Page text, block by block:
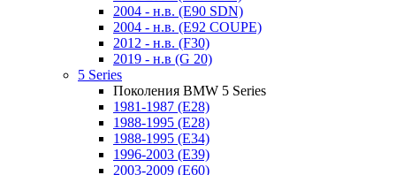
2004 - н.в. (E90 SDN)
2004 - н.в. (E92 COUPE)
2012 - н.в. (F30)
2019 - н.в (G 20)
5 Series
Поколения BMW 5 Series
1981-1987 (E28)
1988-1995 (E28)
1988-1995 (E34)
1996-2003 (E39)
2003-2009 (E60)